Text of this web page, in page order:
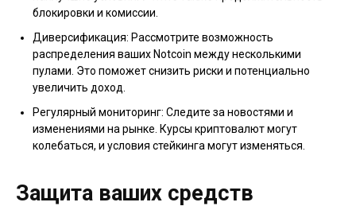
блокировки и комиссии.
Диверсификация: Рассмотрите возможность
распределения ваших Notcoin между несколькими
пулами. Это поможет снизить риски и потенциально
увеличить доход.
Регулярный мониторинг: Следите за новостями и
изменениями на рынке. Курсы криптовалют могут
колебаться, и условия стейкинга могут изменяться.
Защита ваших средств